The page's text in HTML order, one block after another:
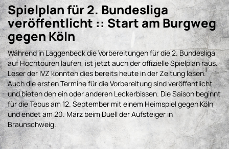
Spielplan für 2. Bundesliga
veröffentlicht :: Start am Burgweg
gegen Köln
Während in Laggenbeck die Vorbereitungen für die 2. Bundesliga
auf Hochtouren laufen, ist jetzt auch der offizielle Spielplan raus.
Leser der IVZ konnten dies bereits heute in der Zeitung lesen.
Auch die ersten Termine für die Vorbereitung sind veröffentlicht
und bieten den ein oder anderen Leckerbissen. Die Saison beginnt
für die Tebus am 12. September mit einem Heimspiel gegen Köln
und endet am 20. März beim Duell der Aufsteiger in
Braunschweig.